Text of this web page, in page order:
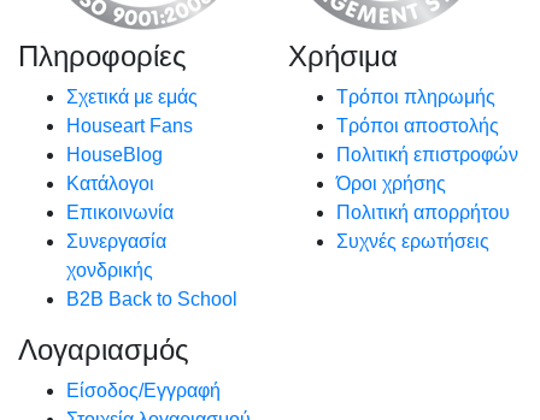
Πληροφορίες
Σχετικά με εμάς
Houseart Fans
HouseBlog
Κατάλογοι
Επικοινωνία
Συνεργασία
χονδρικής
B2B Back to School
Χρήσιμα
Τρόποι πληρωμής
Τρόποι αποστολής
Πολιτική επιστροφών
Όροι χρήσης
Πολιτική απορρήτου
Συχνές ερωτήσεις
Λογαριασμός
Είσοδος/Εγγραφή